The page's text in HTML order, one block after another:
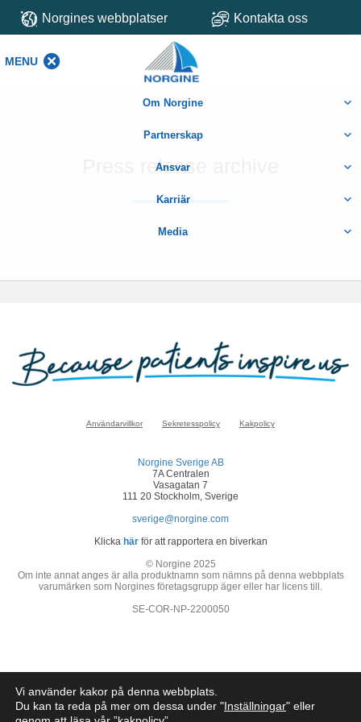
Norgines webbplatser Kontakta oss
MENU
Om Norgine
Partnerskap
Ansvar
Karriär
Media
Press release archive
Användarvillkor Sekretesspolicy Kakpolicy
Norgine Sverige AB
7A Centralen
Vasagatan 7
111 20 Stockholm, Sverige
sverige@norgine.com
Klicka härför att rapportera en biverkan
© Norgine 2025
Om inte annat anges är alla produktnamn som nämns på denna webbplats
varumärken som Norgines företagsgrupp äger eller har licens till.
SE-COR-NP-2200050
Vi använder kakor på denna webbplats.
Du kan ta reda på mer om dessa under "Inställningar" eller